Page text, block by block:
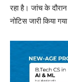
रहा है। जांच के
नोटिस जारी किया